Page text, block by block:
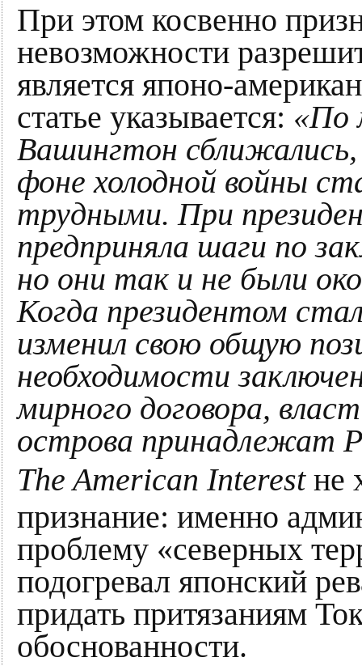
При этом косвенно
невозможности
является японо-
статье указывается: «По
Вашингтон
фоне холодной войны
трудными. При
предприняла шаги по
но они так и не были
Когда президентом
изменил свою общую
необходимости
мирного договора,
острова принадлежат
The American Interestне
признание: именно
проблему «северных
подогревал японский
придать притязаниям
обоснованности.